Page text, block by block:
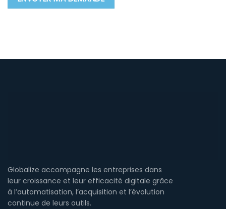
Globalize accompagne les entreprises dans
leur croissance et leur efficacité digitale grâce
à l’automatisation, l’acquisition et l’évolution
continue de leurs outils.